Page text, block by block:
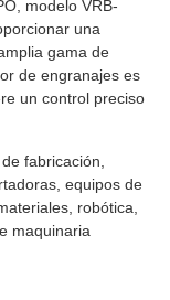
modelo VRB-
una
gama de
de engranajes es
un control preciso
fabricación,
equipos de
robótica,
maquinaria